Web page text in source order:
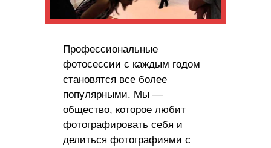
Профессиональные
фотосессии с каждым годом
становятся все более
популярными. Мы —
общество, которое любит
фотографировать себя и
делиться фотографиями с